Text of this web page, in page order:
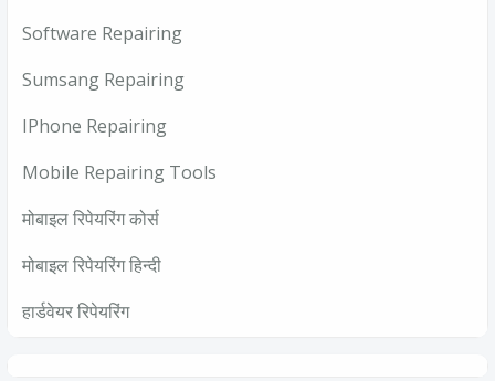
Software Repairing
Sumsang Repairing
IPhone Repairing
Mobile Repairing Tools
मोबाइल रिपेयरिंग कोर्स
मोबाइल रिपेयरिंग हिन्दी
हार्डवेयर रिपेयरिंग